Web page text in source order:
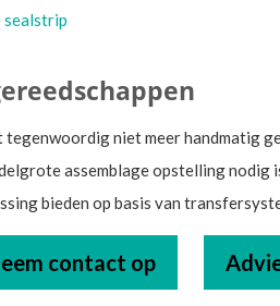
sealstrip
niet meer handmatig
assemblage opstelling nodig
bieden op basis van
contact op